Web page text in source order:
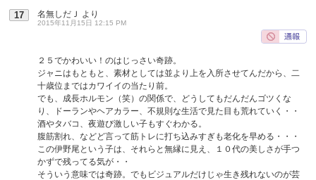
17 名無しだＪ より
2015年11月15日 12:15 PM
２５でかわいい！のはじっさい奇跡。
ジャニはもともと、素材としては並より上を入所させてんだから、二
十歳位まではカワイイの当たり前。
でも、成長ホルモン（笑）の関係で、どうしてもだんだんゴツくな
り、ドーランやヘアカラー、不規則な生活で見た目も荒れていく・・
酒やタバコ、夜遊び激しい子もすぐわかる。
腹筋割れ、などど言って筋トレに打ち込みすぎも老化を早める・・・
この伊野尾という子は、それらと無縁に見え、１０代の美しさが手つ
かずで残ってる気が・・
そういう意味では奇跡。でもビジュアルだけじゃ生き残れないのが芸